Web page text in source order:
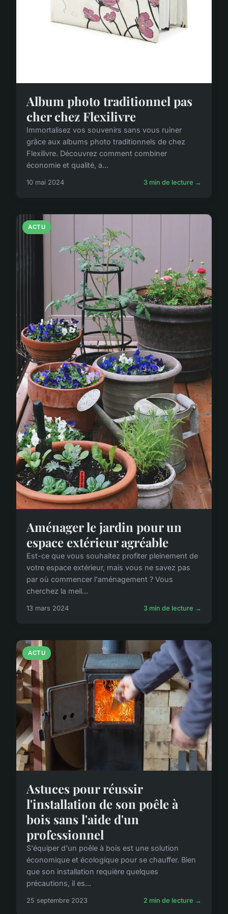
Album photo traditionnel pas
cher chez Flexilivre
Immortalisez vos souvenirs sans vous ruiner
grâce aux albums photo traditionnels de chez
Flexilivre. Découvrez comment combiner
économie et qualité, a...
10 mai 2024 3 min de lecture →
ACTU
Aménager le jardin pour un
espace extérieur agréable
Est-ce que vous souhaitez profiter pleinement de
votre espace extérieur, mais vous ne savez pas
par où commencer l'aménagement ? Vous
cherchez la meil...
13 mars 2024 3 min de lecture →
ACTU
Astuces pour réussir
l'installation de son poêle à
bois sans l'aide d'un
professionnel
S'équiper d'un poêle à bois est une solution
économique et écologique pour se chauffer. Bien
que son installation requière quelques
précautions, il es...
25 septembre 2023 2 min de lecture →